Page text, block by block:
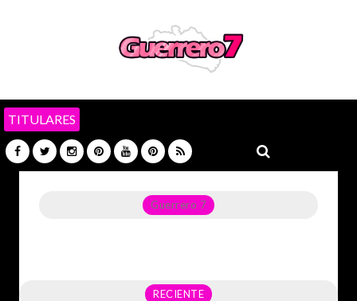
TITULARES
Guerrero 7
RECIENTE